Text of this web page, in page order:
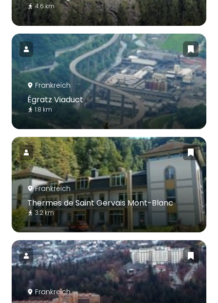
4.6 km
Frankreich
Égratz Viaduct
1.8 km
Frankreich
Thermes de Saint Gervais Mont-Blanc
3.2 km
Frankreich